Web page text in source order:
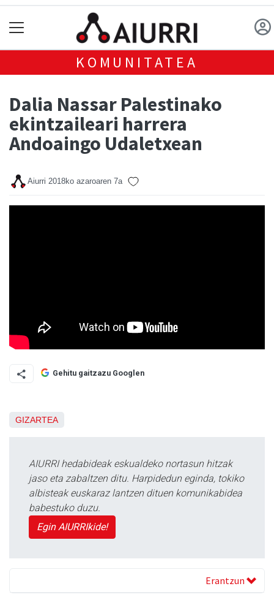
KOMUNITATEA
Dalia Nassar Palestinako
ekintzaileari harrera
Andoaingo Udaletxean
Aiurri 2018ko azaroaren 7a
Gehitu gaitzazu Googlen
GIZARTEA
AIURRI hedabideak eskualdeko nortasun hitzak
jaso eta zabaltzen ditu. Harpidedun eginda, tokiko
albisteak euskaraz lantzen dituen komunikabidea
babestuko duzu.
Egin AIURRIkide!
Erantzun